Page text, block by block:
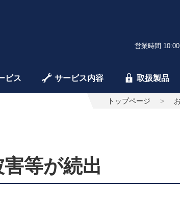
営業時間
ビス サービス内容 取扱製品
トップページ
等が続出